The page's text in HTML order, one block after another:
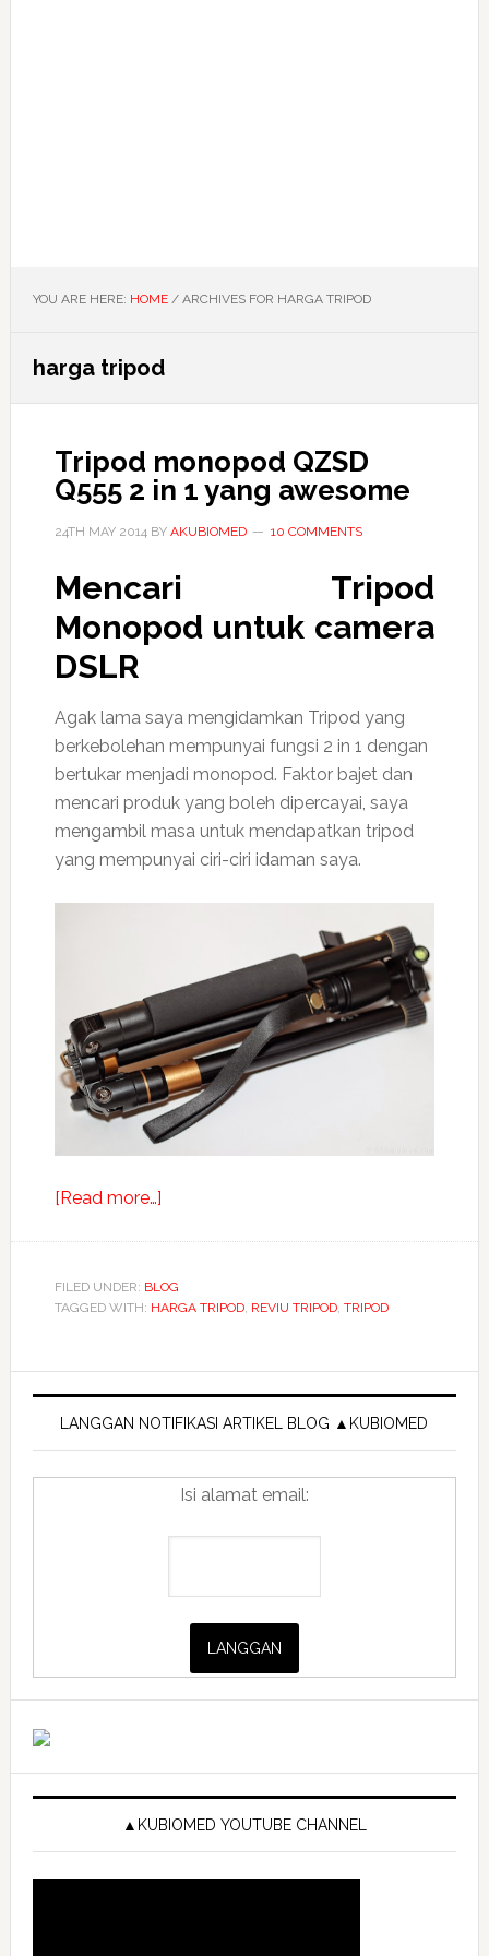
YOU ARE HERE: HOME /ARCHIVES FOR HARGA TRIPOD
harga tripod
Tripod monopod QZSD
Q555 2 in 1 yang awesome
24TH MAY 2014BY AKUBIOMED 10 COMMENTS
Mencari Tripod
Monopoduntuk camera
DSLR
Agak lama saya mengidamkan Tripod yang
berkebolehan mempunyai fungsi 2 in 1 dengan
bertukar menjadi monopod. Faktor bajet dan
mencari produk yang boleh dipercayai, saya
mengambil masa untuk mendapatkan tripod
yang mempunyai ciri-ciri idaman saya.
[Read more…]about
QZSD
Q555
in
1
yang
awesome
FILED UNDER: BLOG
TAGGED WITH: HARGA TRIPOD, REVIU TRIPOD, TRIPOD
Primary
Sidebar
LANGGAN NOTIFIKASI ARTIKEL BLOG ▲KUBIOMED
Isi alamat email:
▲KUBIOMED YOUTUBE CHANNEL